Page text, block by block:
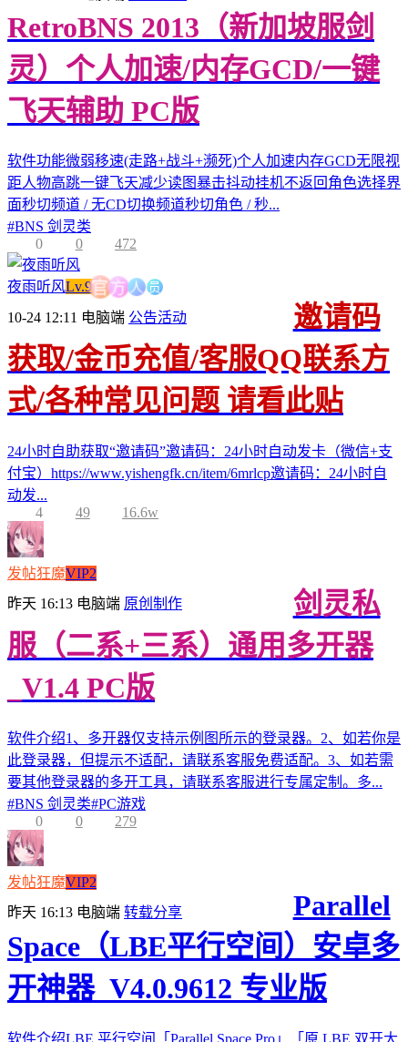
RetroBNS 2013（新加坡服剑
灵）个人加速/内存GCD/一键
飞天辅助 PC版
软件功能微弱移速(走路+战斗+濒死)个人加速内存GCD无限视
距人物高跳一键飞天减少读图暴击抖动挂机不返回角色选择界
面秒切频道 / 无CD切换频道秒切角色 / 秒...
#BNS 剑灵类
0
0 472
夜雨听风Lv.9官 方人员
10-24 12:11 电脑端 公告活动
邀请码
获取/金币充值/客服QQ联系方
式/各种常见问题 请看此贴
24小时自助获取“邀请码”邀请码：24小时自动发卡（微信+支
付宝）https://www.yishengfk.cn/item/6mrlcp邀请码：24小时自
动发...
4
49 16.6w
发帖狂魔VIP2
昨天 16:13 电脑端 原创制作
剑灵私
服（二系+三系）通用多开器
_V1.4 PC版
软件介绍1、多开器仅支持示例图所示的登录器。2、如若你是
此登录器，但提示不适配，请联系客服免费适配。3、如若需
要其他登录器的多开工具，请联系客服进行专属定制。多...
#BNS 剑灵类#PC游戏
0
0 279
发帖狂魔VIP2
昨天 16:13 电脑端 转载分享
Parallel
Space（LBE平行空间）安卓多
开神器_V4.0.9612 专业版
软件介绍LBE 平行空间「Parallel Space Pro」「原 LBE 双开大